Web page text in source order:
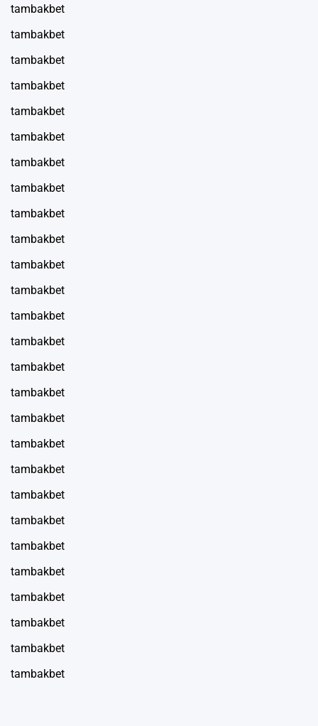
tambakbet
tambakbet
tambakbet
tambakbet
tambakbet
tambakbet
tambakbet
tambakbet
tambakbet
tambakbet
tambakbet
tambakbet
tambakbet
tambakbet
tambakbet
tambakbet
tambakbet
tambakbet
tambakbet
tambakbet
tambakbet
tambakbet
tambakbet
tambakbet
tambakbet
tambakbet
tambakbet